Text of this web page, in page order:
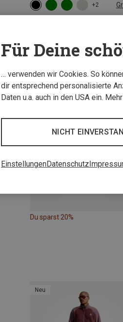
+2
56,50 €
S M L XL
Du sparst 20%
Neu
Für Deine
… verwenden wir Cookies. So
dir entsprechend personalisierte
Daten u.a. auch in den USA ein.
NICHT
EinstellungenDatenschutz